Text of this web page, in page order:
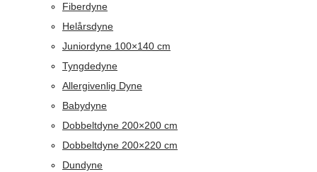
Fiberdyne
Helårsdyne
Juniordyne 100×140 cm
Tyngdedyne
Allergivenlig Dyne
Babydyne
Dobbeltdyne 200×200 cm
Dobbeltdyne 200×220 cm
Dundyne